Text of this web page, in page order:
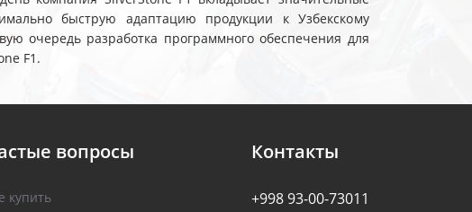
быструю адаптацию продукции к Узбекскому
очередь разработка программного обеспечения для
F1.
вопросы
купить
Контакты
+998 93-00-73011